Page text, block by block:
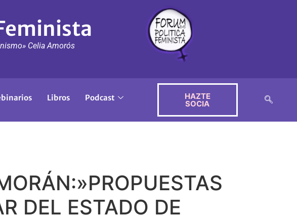
Celia Amorós
Libros
Podcast
HAZTE
SOCIA
DEL ESTADO DE